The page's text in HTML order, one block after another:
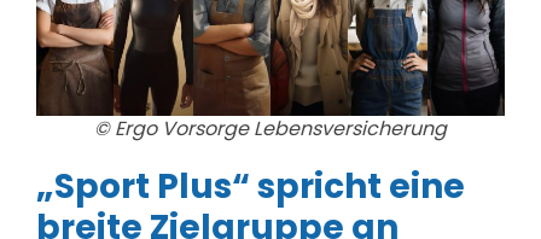
© Ergo Vorsorge Lebensversicherung
„Sport Plus“ spricht eine
breite Zielgruppe an